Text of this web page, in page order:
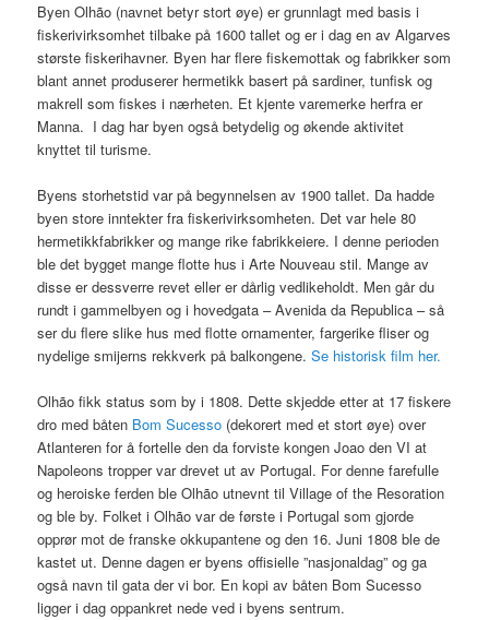
Byen Olhão (navnet betyr stort øye) er grunnlagt med basis i
fiskerivirksomhet tilbake på 1600 tallet og er i dag en av Algarves
største fiskerihavner. Byen har flere fiskemottak og fabrikker som
blant annet produserer hermetikk basert på sardiner, tunfisk og
makrell som fiskes i nærheten. Et kjente varemerke herfra er
Manna. I dag har byen også betydelig og økende aktivitet
knyttet til turisme.
Byens storhetstid var på begynnelsen av 1900 tallet. Da hadde
byen store inntekter fra fiskerivirksomheten. Det var hele 80
hermetikkfabrikker og mange rike fabrikkeiere. I denne perioden
ble det bygget mange flotte hus i Arte Nouveau stil. Mange av
disse er dessverre revet eller er dårlig vedlikeholdt. Men går du
rundt i gammelbyen og i hovedgata – Avenida da Republica – så
ser du flere slike hus med flotte ornamenter, fargerike fliser og
nydelige smijerns rekkverk på balkongene.Se historisk film her.
Olhão fikk status som by i 1808. Dette skjedde etter at 17 fiskere
dro med båten Bom Sucesso (dekorert med et stort øye) over
Atlanteren for å fortelle den da forviste kongen Joao den VI at
Napoleons tropper var drevet ut av Portugal. For denne farefulle
og heroiske ferden ble Olhão utnevnt til Village of the Resoration
og ble by. Folket i Olhão var de første i Portugal som gjorde
opprør mot de franske okkupantene og den 16. Juni 1808 ble de
kastet ut. Denne dagen er byens offisielle ”nasjonaldag” og ga
også navn til gata der vi bor. En kopi av båten Bom Sucesso
ligger i dag oppankret nede ved i byens sentrum.